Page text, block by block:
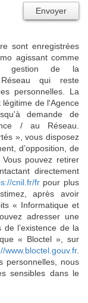
Envoyer
sont enregistrées
agissant comme
gestion de la
qui reste
personnelles. La
de l'Agence
demande de
/ au Réseau.
», vous disposez
d’opposition, de
pouvez retirer
directement
cnil.fr/frpour plus
après avoir
« Informatique et
adresser une
l’existence de la
« Bloctel », sur
www.bloctel.gouv.fr.
personnelles, nous
sensibles dans le